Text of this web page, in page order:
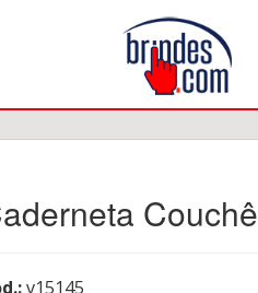
Couchê
v15145